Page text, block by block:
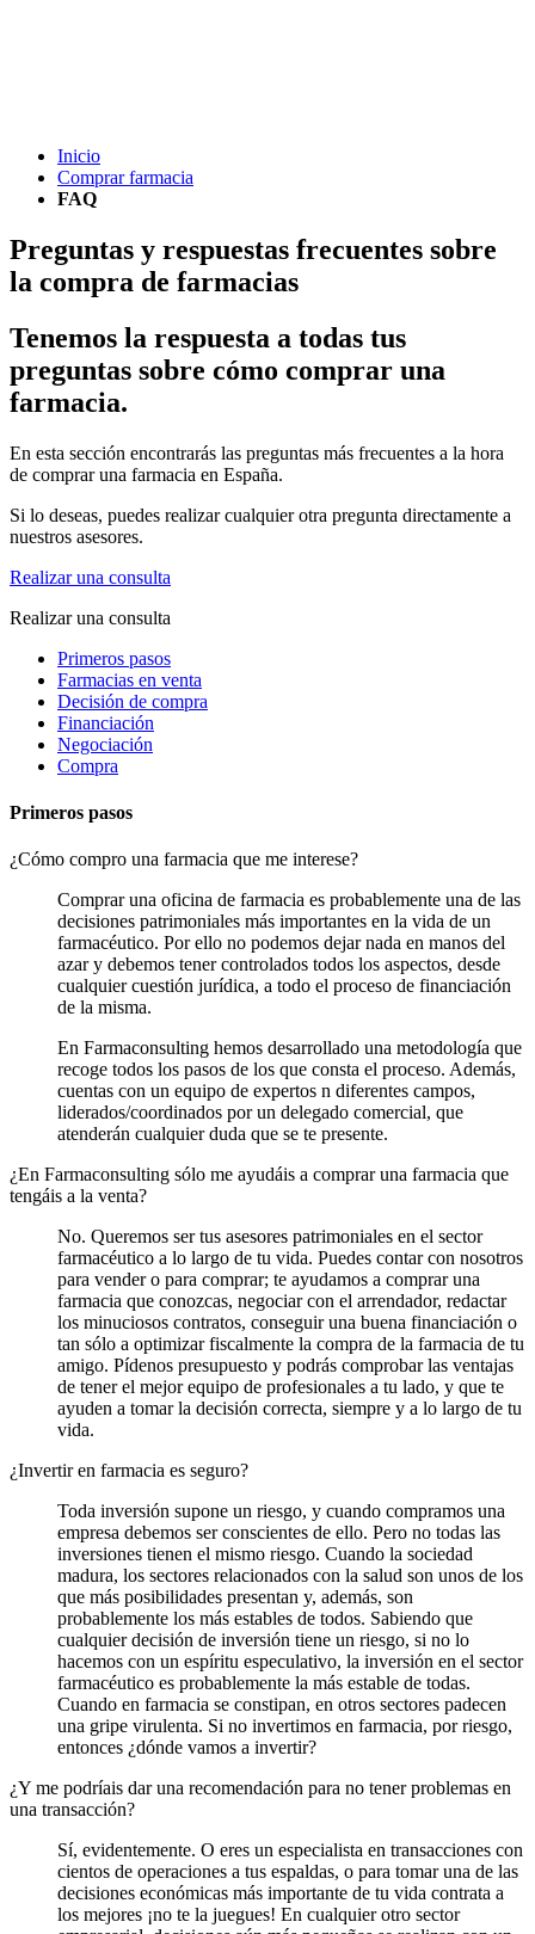
Inicio
Comprar farmacia
FAQ
Preguntas y respuestas frecuentes sobre
la compra de farmacias
Tenemos la respuesta a todas tus
preguntas sobre cómo comprar una
farmacia.
En esta sección encontrarás las preguntas más frecuentes a la hora
de comprar una farmacia en España.
Si lo deseas, puedes realizar cualquier otra pregunta directamente a
nuestros asesores.
Realizar una consulta
Realizar una consulta
Primeros pasos
Farmacias en venta
Decisión de compra
Financiación
Negociación
Compra
Primeros pasos
¿Cómo compro una farmacia que me interese?
Comprar una oficina de farmacia es probablemente una de las
decisiones patrimoniales más importantes en la vida de un
farmacéutico. Por ello no podemos dejar nada en manos del
azar y debemos tener controlados todos los aspectos, desde
cualquier cuestión jurídica, a todo el proceso de financiación
de la misma.
En Farmaconsulting hemos desarrollado una metodología que
recoge todos los pasos de los que consta el proceso. Además,
cuentas con un equipo de expertos n diferentes campos,
liderados/coordinados por un delegado comercial, que
atenderán cualquier duda que se te presente.
¿En Farmaconsulting sólo me ayudáis a comprar una farmacia que
tengáis a la venta?
No. Queremos ser tus asesores patrimoniales en el sector
farmacéutico a lo largo de tu vida. Puedes contar con nosotros
para vender o para comprar; te ayudamos a comprar una
farmacia que conozcas, negociar con el arrendador, redactar
los minuciosos contratos, conseguir una buena financiación o
tan sólo a optimizar fiscalmente la compra de la farmacia de tu
amigo. Pídenos presupuesto y podrás comprobar las ventajas
de tener el mejor equipo de profesionales a tu lado, y que te
ayuden a tomar la decisión correcta, siempre y a lo largo de tu
vida.
¿Invertir en farmacia es seguro?
Toda inversión supone un riesgo, y cuando compramos una
empresa debemos ser conscientes de ello. Pero no todas las
inversiones tienen el mismo riesgo. Cuando la sociedad
madura, los sectores relacionados con la salud son unos de los
que más posibilidades presentan y, además, son
probablemente los más estables de todos. Sabiendo que
cualquier decisión de inversión tiene un riesgo, si no lo
hacemos con un espíritu especulativo, la inversión en el sector
farmacéutico es probablemente la más estable de todas.
Cuando en farmacia se constipan, en otros sectores padecen
una gripe virulenta. Si no invertimos en farmacia, por riesgo,
entonces ¿dónde vamos a invertir?
¿Y me podríais dar una recomendación para no tener problemas en
una transacción?
Sí, evidentemente. O eres un especialista en transacciones con
cientos de operaciones a tus espaldas, o para tomar una de las
decisiones económicas más importante de tu vida contrata a
los mejores ¡no te la juegues! En cualquier otro sector